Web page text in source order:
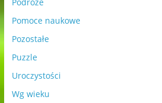
Podróże
Pomoce naukowe
Pozostałe
Puzzle
Uroczystości
Wg wieku